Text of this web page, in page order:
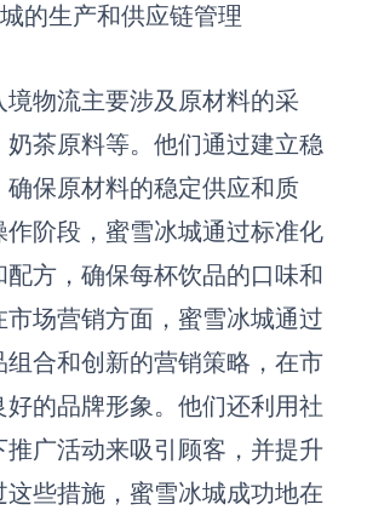
的生产和供应链管理
境物流主要涉及原材料的采
奶茶原料等。他们通过建立稳
确保原材料的稳定供应和质
作阶段，蜜雪冰城通过标准化
配方，确保每杯饮品的口味和
市场营销方面，蜜雪冰城通过
组合和创新的营销策略，在市
的品牌形象。他们还利用社
推广活动来吸引顾客，并提升
些措施，蜜雪冰城成功地在